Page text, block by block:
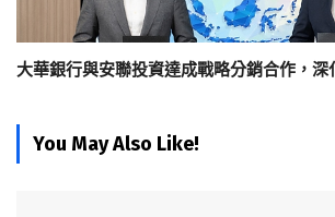
大華銀行與安聯投資達成戰略分銷合作，深
You May Also Like!